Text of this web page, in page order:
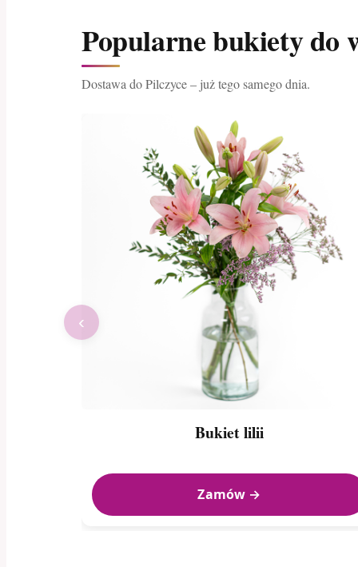
Popularne bukiety do
Dostawa do Pilczyce – już tego samego dnia.
Bukiet lilii
Zamów →
‹